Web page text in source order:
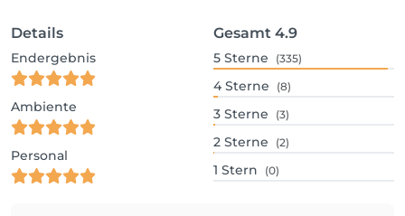
Details
Endergebnis
Ambiente
Personal
Gesamt 4.9
5 Sterne (335)
4 Sterne (8)
3 Sterne (3)
2 Sterne (2)
1 Stern (0)